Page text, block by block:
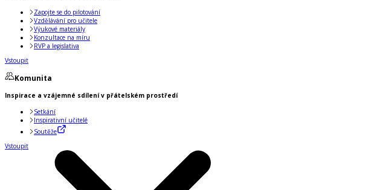
Zapojte se do pilotování
Vzdělávání pro učitele
Výukové materiály
Konzultace na míru
RVP a legislativa
Vstoupit
Komunita
Inspirace a vzájemné sdílení v přátelském prostředí
Setkání
Inspirativní učitelé
Soutěže
Vstoupit